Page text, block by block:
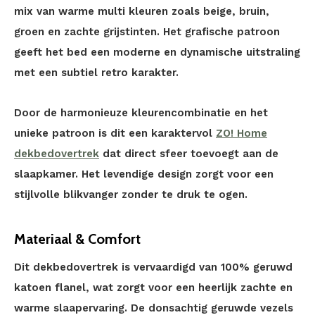
mix van warme multi kleuren zoals beige, bruin,
groen en zachte grijstinten. Het grafische patroon
geeft het bed een moderne en dynamische uitstraling
met een subtiel retro karakter.
Door de harmonieuze kleurencombinatie en het
unieke patroon is dit een karaktervol ZO! Home
dekbedovertrek dat direct sfeer toevoegt aan de
slaapkamer. Het levendige design zorgt voor een
stijlvolle blikvanger zonder te druk te ogen.
Materiaal & Comfort
Dit dekbedovertrek is vervaardigd van 100% geruwd
katoen flanel, wat zorgt voor een heerlijk zachte en
warme slaapervaring. De donsachtig geruwde vezels